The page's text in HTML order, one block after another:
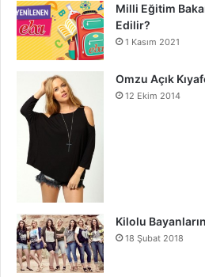
Milli Eğitim
Edilir?
1 Kasım 2021
Omzu Açık
12 Ekim 2014
Kilolu
18 Şubat 2018